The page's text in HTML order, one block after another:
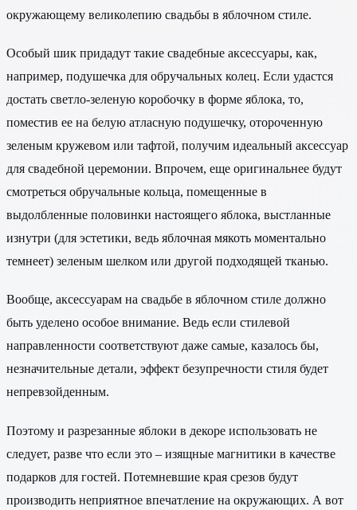
окружающему великолепию свадьбы в яблочном стиле.
Особый шик придадут такие свадебные аксессуары, как,
например, подушечка для обручальных колец. Если удастся
достать светло-зеленую коробочку в форме яблока, то,
поместив ее на белую атласную подушечку, отороченную
зеленым кружевом или тафтой, получим идеальный аксессуар
для свадебной церемонии. Впрочем, еще оригинальнее будут
смотреться обручальные кольца, помещенные в
выдолбленные половинки настоящего яблока, выстланные
изнутри (для эстетики, ведь яблочная мякоть моментально
темнеет) зеленым шелком или другой подходящей тканью.
Вообще, аксессуарам на свадьбе в яблочном стиле должно
быть уделено особое внимание. Ведь если стилевой
направленности соответствуют даже самые, казалось бы,
незначительные детали, эффект безупречности стиля будет
непревзойденным.
Поэтому и разрезанные яблоки в декоре использовать не
следует, разве что если это – изящные магнитики в качестве
подарков для гостей. Потемневшие края срезов будут
производить неприятное впечатление на окружающих. А вот